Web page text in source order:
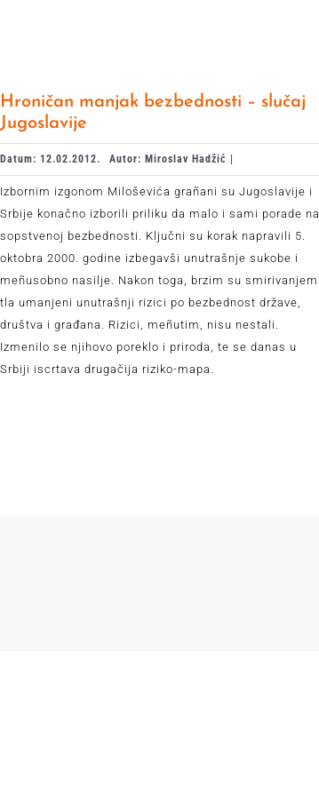
Hroničan manjak bezbednosti – slučaj
Jugoslavije
Datum: 12.02.2012. Autor: Miroslav Hadžić |
Izbornim izgonom Miloševića grañani su Jugoslavije i
Srbije konačno izborili priliku da malo i sami porade na
sopstvenoj bezbednosti. Ključni su korak napravili 5.
oktobra 2000. godine izbegavši unutrašnje sukobe i
meñusobno nasilje. Nakon toga, brzim su smirivanjem
tla umanjeni unutrašnji rizici po bezbednost države,
društva i građana. Rizici, meñutim, nisu nestali.
Izmenilo se njihovo poreklo i priroda, te se danas u
Srbiji iscrtava drugačija riziko-mapa.